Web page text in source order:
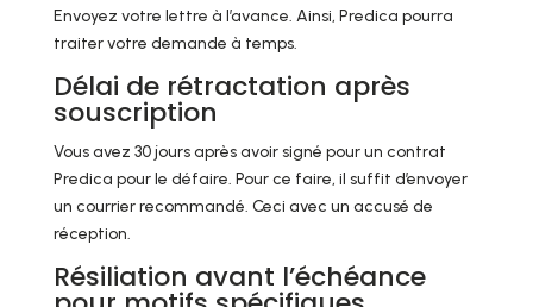
Envoyez votre lettre à l’avance. Ainsi, Predica pourra
traiter votre demande à temps.
Délai de rétractation après
souscription
Vous avez 30 jours après avoir signé pour un contrat
Predica pour le défaire. Pour ce faire, il suffit d’envoyer
un courrier recommandé. Ceci avec un accusé de
réception.
Résiliation avant l’échéance